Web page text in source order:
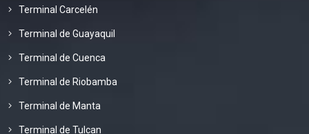
Terminal Carcelén
Terminal de Guayaquil
Terminal de Cuenca
Terminal de Riobamba
Terminal de Manta
Terminal de Tulcan